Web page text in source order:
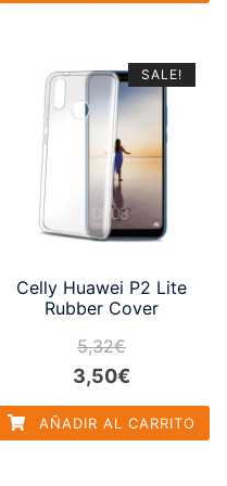
6,50€.5,23€.
SALE!
Celly Huawei P2 Lite
Rubber Cover
5,32€
El
precio
original
3,50€
precio
actual
AÑADIR AL CARRITO